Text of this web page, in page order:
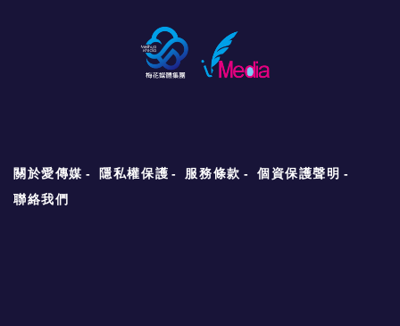
關於愛傳媒 隱私權保護 服務條款
個資保護聲明
聯絡我們